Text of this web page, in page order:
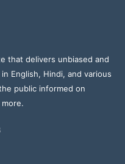
that delivers unbiased and
English, Hindi, and various
public informed on